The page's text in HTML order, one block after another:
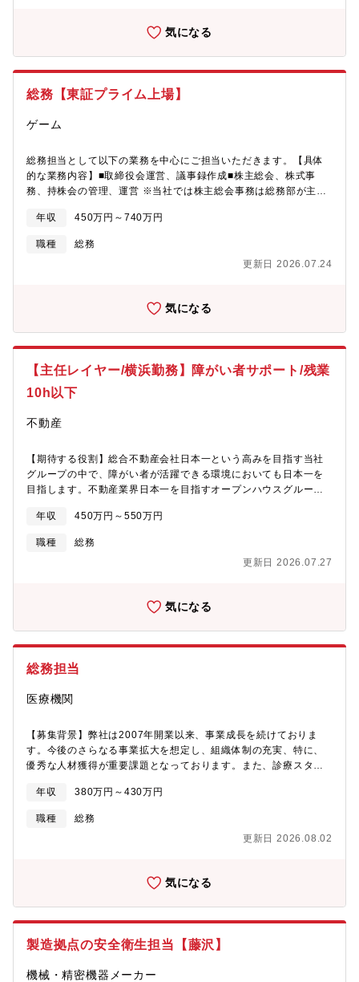
ニーズに応えております。特に、鋳造の技術は、国内トップ5に位
置する技術力を誇ります。また鋳造・鍛造・加工の技術を持つ企
業は国内で唯一であり、これらを組み合わせた同社にしかできな
い技術への引き合いが高まっております。また、現在は将来のEV
化に向け研究開発への投資を推進しEV製品（e-Axle、e-PTO等）
の開発を促進しております。加えて新たな柱として、産業機械・
投資を通じて競争優位性の確立を進めています。
とがあらゆる分野で重要性を増しています。 自動車の分野におい
ネルギーをやりとりすることにより、自動運転や電動化等の飛躍
割を担う電子部品として、我々の主力製品である“コネクタ”があり
まりません。日本に最も早くから定着し、電子機器の接続の発展
Japan合同会社において、これまでの総務・ファシリティ分野で
の経験を活かしたい方のご応募をお待ちしています。
気になる
総務【東証プライム上場】
ゲーム
総務担当として以下の業務を中心にご担当いただきます。【具体
的な業務内容】■取締役会運営、議事録作成■株主総会、株式事
務、持株会の管理、運営 ※当社では株主総会事務は総務部が主管
機管理/防災・地震対策/BCP等）■社内パーティーなどのイベント
企画、運営■社内のサークル管理■ファシリティマネジメント、
寮・社宅・保養所管理(一部）、車両管理 など
年収 450万円～740万円
職種
総務
更新日 2026.07.24
気になる
【主任レイヤー/横浜勤務】障がい者サポート/残業
10h以下
不動産
【期待する役割】総合不動産会社日本一という高みを目指す当社
グループの中で、障がい者が活躍できる環境においても日本一を
目指します。不動産業界日本一を目指すオープンハウスグループ
ターの障がい者雇用部門にて障がいのある従業員のサポート業務
をお任せします。【募集背景】障がい者のグループ内に特例子会
社株式会社オープンハウス・オペレーションズ（新会社）を設
立。新たに20名の障がい者雇用も増やし、今後さらに事業拡大を
がい者雇用部門のメンバーは全体で約120名程度。（精神障がい約
務。＜サポートメンバー2名＞・係長職 40代男性(公認心理
認心理士、精神保健福祉士（PSW））【職務内容】■障がいのあ
回程度の面談実施・メンバーの体調に応じて臨時面談の実施・メ
職支援プログラムなど）の調整・四半期に一度程度、部署内全レ
イヤーを対象とした各種研修の実施 （セルフケア・心理・ビジ
ネスマナー・マネジメントなど）【実績】※2024年6月時点■グル
着率：93.8％と非常に高い数値となっています。【本ポジション
やりがいです！未経験の方でもはじめはできるところから少しず
つお教えしますのでご安心ください。【本ポジションの魅力】■平
が可能です。■安心のプライム上場企業。新会社設立ととともに、
らこそ経験できる幅広い業務に携わることが可能です。【オープ
業・マンション開発事業・不動産流通事業を柱とした総合不動産
年収 450万円～550万円
職種
総務
更新日 2026.07.27
気になる
総務担当
医療機関
【募集背景】弊社は2007年開業以来、事業成長を続けておりま
す。今後のさらなる事業拡大を想定し、組織体制の充実、特に、
優秀な人材獲得が重要課題となっております。また、診療スタッ
ます。社員へのサービス品質や社員の働きやすさの向上を目指
し、部署の牽引をお任せできる方を募集いたします。【職務内
容】総務課にて、病院運営を支える総務業務全般をご担当いただ
きます。主にファシリティ管理業務およびリネン・ユニフォーム
や各種ベンダーとの調整、契約管理・被服、ユニフォームの発
サポート・その他総務業務全般などをお任せいたします。現場ス
るポジションのため、社内外との調整力を活かしてご活躍いただ
ロジェクトへの参画など、活躍の幅を広げていただくことも可能
年収 380万円～430万円
職種
総務
更新日 2026.08.02
気になる
製造拠点の安全衛生担当【藤沢】
機械・精密機器メーカー